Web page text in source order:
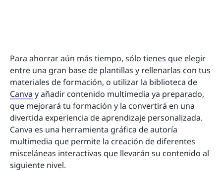
Para ahorrar aún más tiempo, sólo tienes que elegir
entre una gran base de plantillas y rellenarlas con tus
materiales de formación, o utilizar la biblioteca de
Canva y añadir contenido multimedia ya preparado,
que mejorará tu formación y la convertirá en una
divertida experiencia de aprendizaje personalizada.
Canva es una herramienta gráfica de autoría
multimedia que permite la creación de diferentes
misceláneas interactivas que llevarán su contenido al
siguiente nivel.